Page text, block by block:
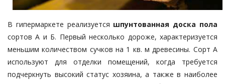
В гипермаркете реализуется шпунтованная доска пола
сортов А и Б. Первый несколько дороже, характеризуется
меньшим количеством сучков на 1 кв. м древесины. Сорт А
используют для отделки помещений, когда требуется
подчеркнуть высокий статус хозяина, а также в наиболее